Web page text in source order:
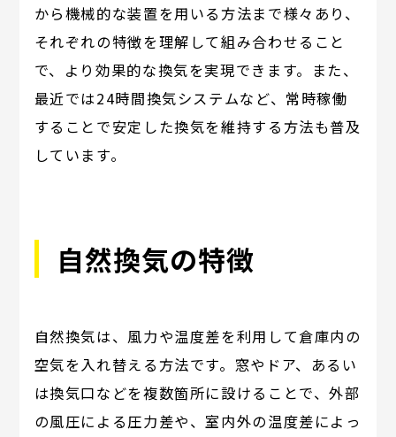
から機械的な装置を用いる方法まで様々あり、
それぞれの特徴を理解して組み合わせること
で、より効果的な換気を実現できます。また、
最近では24時間換気システムなど、常時稼働
することで安定した換気を維持する方法も普及
しています。
自然換気の特徴
自然換気は、風力や温度差を利用して倉庫内の
空気を入れ替える方法です。窓やドア、あるい
は換気口などを複数箇所に設けることで、外部
の風圧による圧力差や、室内外の温度差によっ